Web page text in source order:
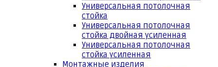
Универсальная потолочная
стойка
Универсальная потолочная
стойка двойная усиленная
Универсальная потолочная
стойка усиленная
Монтажные изделия